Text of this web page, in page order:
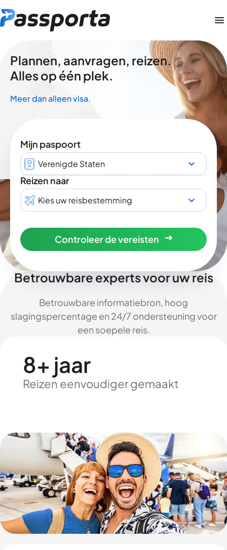
Plannen, aanvragen, reizen.
Alles op één plek.
Meer dan alleen visa.
Mijn paspoort
Verenigde Staten
Reizen naar
Kies uw reisbestemming
Controleer de vereisten
Betrouwbare experts voor uw reis
Betrouwbare informatiebron, hoog
slagingspercentage en 24/7 ondersteuning voor
een soepele reis.
8+ jaar
Reizen eenvoudiger gemaakt